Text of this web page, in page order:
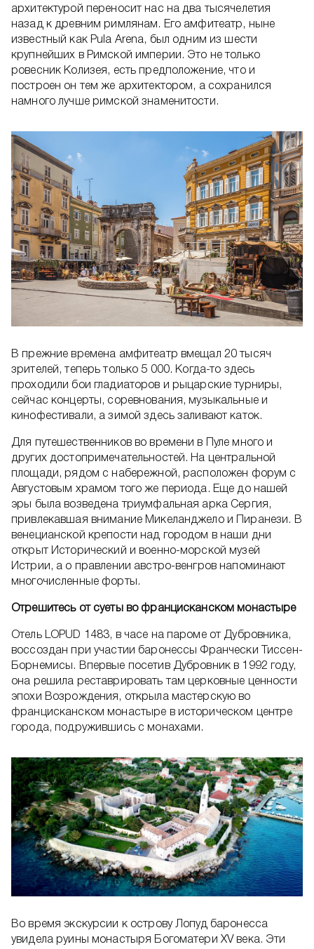
архитектурой переносит нас на два тысячелетия
назад к древним римлянам. Его амфитеатр, ныне
известный как Pula Arena, был одним из шести
крупнейших в Римской империи. Это не только
ровесник Колизея, есть предположение, что и
построен он тем же архитектором, а сохранился
намного лучше римской знаменитости.
В прежние времена амфитеатр вмещал 20 тысяч
зрителей, теперь только 5 000. Когда-то здесь
проходили бои гладиаторов и рыцарские турниры,
сейчас концерты, соревнования, музыкальные и
кинофестивали, а зимой здесь заливают каток.
Для путешественников во времени в Пуле много и
других достопримечательностей. На центральной
площади, рядом с набережной, расположен форум с
Августовым храмом того же периода. Еще до нашей
эры была возведена триумфальная арка Сергия,
привлекавшая внимание Микеланджело и Пиранези. В
венецианской крепости над городом в наши дни
открыт Исторический и военно-морской музей
Истрии, а о правлении австро-венгров напоминают
многочисленные форты.
Отрешитесь от суеты во францисканском монастыре
Отель LOPUD 1483, в часе на пароме от Дубровника,
воссоздан при участии баронессы Франчески Тиссен-
Борнемисы. Впервые посетив Дубровник в 1992 году,
она решила реставрировать там церковные ценности
эпохи Возрождения, открыла мастерскую во
францисканском монастыре в историческом центре
города, подружившись с монахами.
Во время экскурсии к острову Лопуд баронесса
увидела руины монастыря Богоматери XV века. Эти